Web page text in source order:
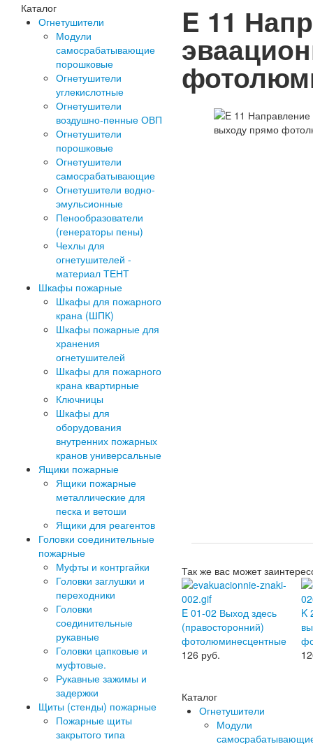
Каталог
Огнетушители
Модули
самосрабатывающие
порошковые
Огнетушители
углекислотные
Огнетушители
воздушно-пенные ОВП
Огнетушители
порошковые
Огнетушители
самосрабатывающие
Огнетушители водно-
эмульсионные
Пенообразователи
(генераторы пены)
Чехлы для
огнетушителей -
материал ТЕНТ
Шкафы пожарные
Шкафы для пожарного
крана (ШПК)
Шкафы пожарные для
хранения
огнетушителей
Шкафы для пожарного
крана квартирные
Ключницы
Шкафы для
оборудования
внутренних пожарных
кранов универсальные
Ящики пожарные
Ящики пожарные
металлические для
песка и ветоши
Ящики для реагентов
Головки соединительные
пожарные
Муфты и контргайки
Головки заглушки и
переходники
Головки
соединительные
рукавные
Головки цапковые и
муфтовые.
Рукавные зажимы и
задержки
Щиты (стенды) пожарные
Пожарные щиты
закрытого типа
E 11
Так же вас может
E 01-02 Выход здесь
(правосторонний)
фотолюминесцентные
126 руб.
K
Каталог
Огнетушители
Модули